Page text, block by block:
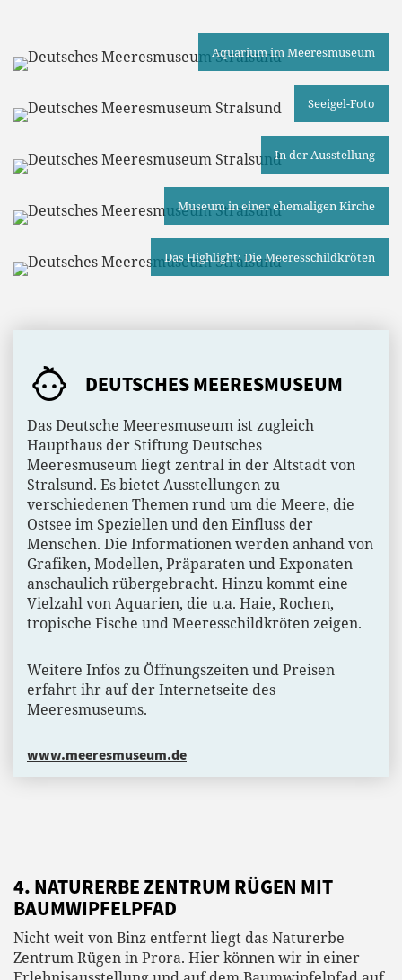
Aquarium im Meeresmuseum
Seeigel-Foto
In der Ausstellung
Museum in einer ehemaligen Kirche
Das Highlight: Die Meeresschildkröten
DEUTSCHES MEERESMUSEUM
Das Deutsche Meeresmuseum ist zugleich
Haupthaus der Stiftung Deutsches
Meeresmuseum liegt zentral in der Altstadt von
Stralsund. Es bietet Ausstellungen zu
verschiedenen Themen rund um die Meere, die
Ostsee im Speziellen und den Einfluss der
Menschen. Die Informationen werden anhand von
Grafiken, Modellen, Präparaten und Exponaten
anschaulich rübergebracht. Hinzu kommt eine
Vielzahl von Aquarien, die u.a. Haie, Rochen,
tropische Fische und Meeresschildkröten zeigen.
Weitere Infos zu Öffnungszeiten und Preisen
erfahrt ihr auf der Internetseite des
Meeresmuseums.
www.meeresmuseum.de
4. NATURERBE ZENTRUM RÜGEN MIT
BAUMWIPFELPFAD
Nicht weit von Binz entfernt liegt das Naturerbe
Zentrum Rügen in Prora. Hier können wir in einer